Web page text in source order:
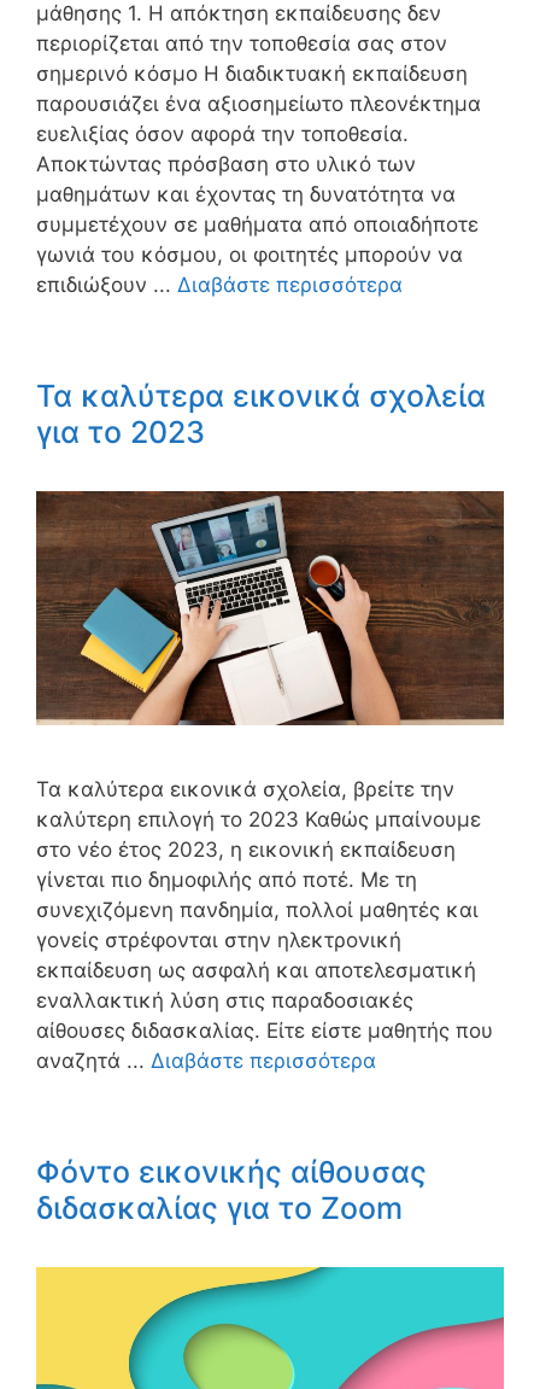
μάθησης 1. Η απόκτηση εκπαίδευσης δεν
περιορίζεται από την τοποθεσία σας στον
σημερινό κόσμο Η διαδικτυακή εκπαίδευση
παρουσιάζει ένα αξιοσημείωτο πλεονέκτημα
ευελιξίας όσον αφορά την τοποθεσία.
Αποκτώντας πρόσβαση στο υλικό των
μαθημάτων και έχοντας τη δυνατότητα να
συμμετέχουν σε μαθήματα από οποιαδήποτε
γωνιά του κόσμου, οι φοιτητές μπορούν να
επιδιώξουν ... Διαβάστε περισσότερα
Τα καλύτερα εικονικά σχολεία
για το 2023
Τα καλύτερα εικονικά σχολεία, βρείτε την
καλύτερη επιλογή το 2023 Καθώς μπαίνουμε
στο νέο έτος 2023, η εικονική εκπαίδευση
γίνεται πιο δημοφιλής από ποτέ. Με τη
συνεχιζόμενη πανδημία, πολλοί μαθητές και
γονείς στρέφονται στην ηλεκτρονική
εκπαίδευση ως ασφαλή και αποτελεσματική
εναλλακτική λύση στις παραδοσιακές
αίθουσες διδασκαλίας. Είτε είστε μαθητής που
αναζητά ... Διαβάστε περισσότερα
Φόντο εικονικής αίθουσας
διδασκαλίας για το Zoom